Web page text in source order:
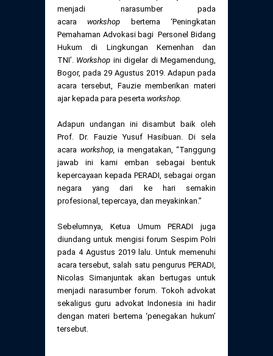
Perubahan Peraturan Perpindahan Domisili
Anggota
Daftar Perkara Dewan Kehormatan Pusat
Daftar Perkara Dewan Kehormatan Daerah
menjadi narasumber pada
acaraworkshop bertema ‘Peningkatan
Pemahaman Advokasi bagi Personel Bidang
Hukum di Lingkungan Kemenhan dan
TNI’. Workshop ini digelar di Megamendung,
Bogor, pada 29 Agustus 2019. Adapun pada
acara tersebut, Fauzie memberikan materi
ajar kepada para peserta workshop.
Adapun undangan ini disambut baik oleh
Prof. Dr. Fauzie Yusuf Hasibuan. Di sela
acara workshop, ia mengatakan, “Tanggung
jawab ini kami emban sebagai bentuk
kepercayaan kepada PERADI, sebagai organ
negara yang dari ke hari semakin
profesional, tepercaya, dan meyakinkan.”
Sebelumnya, Ketua Umum PERADI juga
diundang untuk mengisi forum Sespim Polri
pada 4 Agustus 2019 lalu. Untuk memenuhi
acara tersebut, salah satu pengurus PERADI,
Nicolas Simanjuntak akan bertugas untuk
menjadi narasumber forum. Tokoh advokat
sekaligus guru advokat Indonesia ini hadir
dengan materi bertema ‘penegakan hukum’
tersebut.